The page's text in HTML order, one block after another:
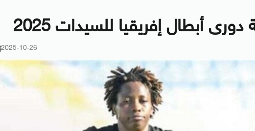
أبطال إفريقيا للسيدات 2025
2025-10-26